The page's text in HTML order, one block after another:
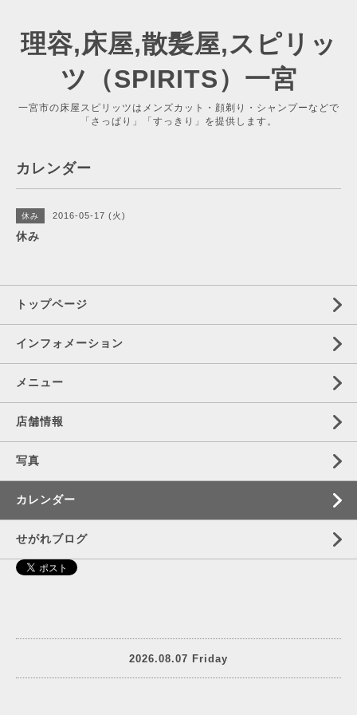
理容,床屋,散髪屋,スピリッ
ツ（SPIRITS）一宮
一宮市の床屋スピリッツはメンズカット・顔剃り・シャンプーなどで
「さっぱり」「すっきり」を提供します。
カレンダー
休み 2016-05-17 (火)
休み
トップページ
インフォメーション
メニュー
店舗情報
写真
カレンダー
せがれブログ
2026.08.07 Friday